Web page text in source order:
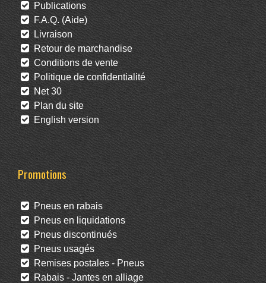
Publications
F.A.Q. (Aide)
Livraison
Retour de marchandise
Conditions de vente
Politique de confidentialité
Net 30
Plan du site
English version
Promotions
Pneus en rabais
Pneus en liquidations
Pneus discontinués
Pneus usagés
Remises postales - Pneus
Rabais - Jantes en alliage